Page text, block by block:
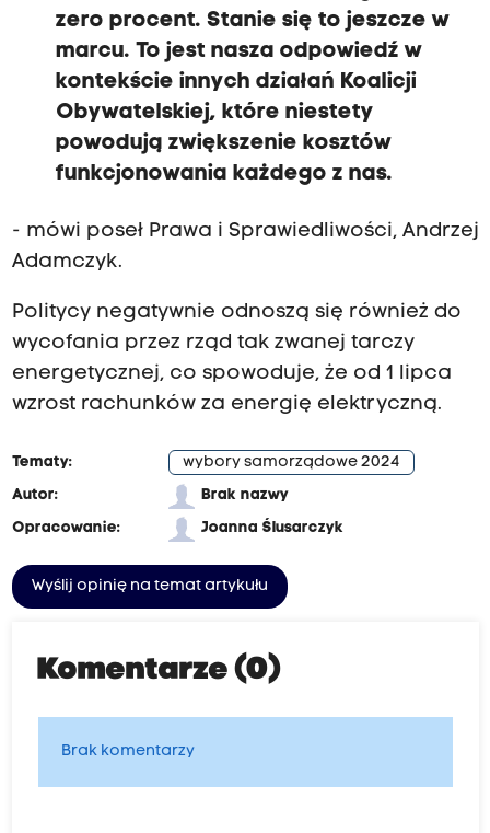
zero procent. Stanie się to jeszcze w
marcu. To jest nasza odpowiedź w
kontekście innych działań Koalicji
Obywatelskiej, które niestety
powodują zwiększenie kosztów
funkcjonowania każdego z nas.
- mówi poseł Prawa i Sprawiedliwości, Andrzej
Adamczyk.
Politycy negatywnie odnoszą się również do
wycofania przez rząd tak zwanej tarczy
energetycznej, co spowoduje, że od 1 lipca
wzrost rachunków za energię elektryczną.
Tematy:
wybory samorządowe 2024
Autor:
Brak nazwy
Opracowanie:
Joanna Ślusarczyk
Wyślij opinię na temat artykułu
Komentarze (0)
Brak komentarzy